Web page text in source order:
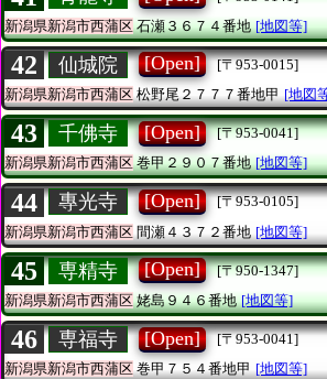
新潟県新潟市西蒲区石瀬３６７４番地 [地図等]
42 仙城院 [Open]
[〒953-0015]
新潟県新潟市西蒲区松野尾２７７７番地甲 [地図
43 千佛寺 [Open]
[〒953-0041]
新潟県新潟市西蒲区巻甲２９０７番地 [地図等]
44 專光寺 [Open]
[〒953-0105]
新潟県新潟市西蒲区 間瀬４３７２番地 [地図等]
45 専精寺 [Open]
[〒950-1347]
新潟県新潟市西蒲区姥島９４６番地 [地図等]
46 専福寺 [Open]
[〒953-0041]
新潟県新潟市西蒲区巻甲７５４番地甲 [地図等]